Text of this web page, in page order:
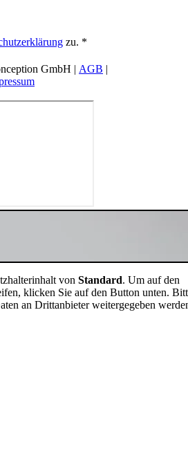
zu. *
GmbH | AGB |
von Standard. Um auf den
klicken Sie auf den Button unten.
an Drittanbieter weitergegeben